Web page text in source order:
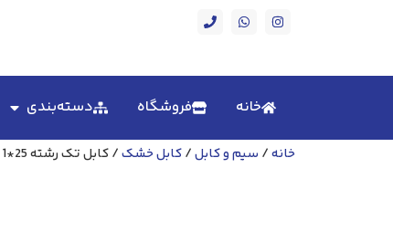
خانه فروشگاه دسته‌بندی
خانه/ سیم و کابل/کابل خشک/ کابل تک رشته 25*1 خشک NYY سیمکو